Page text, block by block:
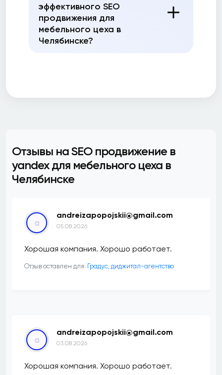
эффективного SEO
продвижения для
мебельного цеха в
Челябинске?
Отзывы на SEO продвижение в
yandex для мебельного цеха в
Челябинске
a
andreizapopojskii@gmail.com
05.08.2026
Хорошая компания. Хорошо работает.
Отзыв оставлен для: ​Градус, диджитал-агентство
a
andreizapopojskii@gmail.com
03.08.2026
Хорошая компания. Хорошо работает.